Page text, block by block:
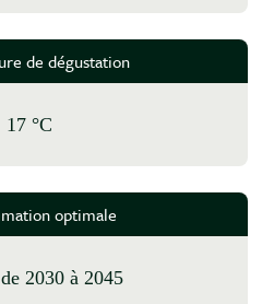
de dégustation
17 °C
optimale
de 2030 à 2045